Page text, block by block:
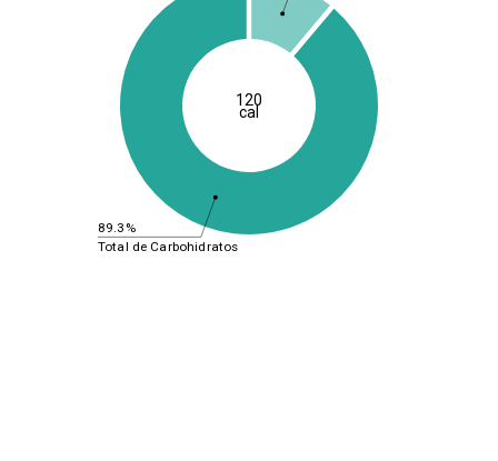
89.3%
Total de Carbohidratos
120
cal